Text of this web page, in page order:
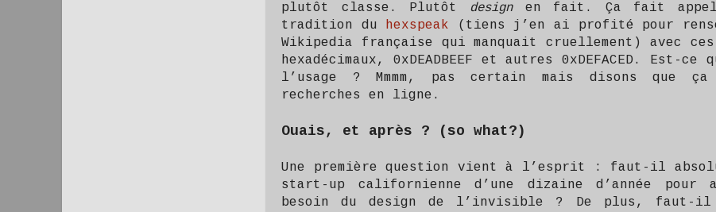
plutôt classe. Plutôt designen fait. Ça fait appel
tradition du hexspeak (tiens j’en ai profité pour
Wikipedia française qui manquait cruellement) avec ces
hexadécimaux, 0xDEADBEEF et autres 0xDEFACED. Est-
l’usage ? Mmmm, pas certain mais disons que
recherches en ligne.
Ouais, et après ? (so what?)
Une première question vient à l’esprit : faut-il
start-up californienne d’une dizaine d’année pour
besoin du design de l’invisible ? De plus, faut-il